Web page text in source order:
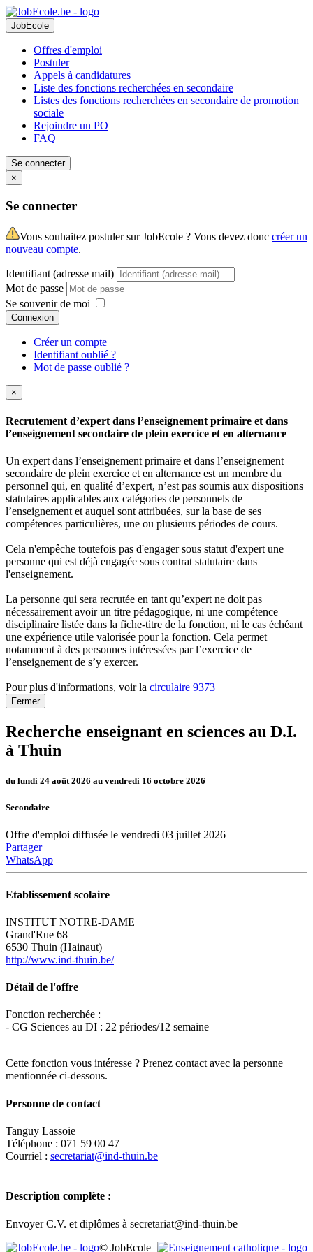
JobEcole
Offres d'emploi
Postuler
Appels à candidatures
Liste des fonctions recherchées en secondaire
Listes des fonctions recherchées en secondaire de promotion
sociale
Rejoindre un PO
FAQ
Se connecter
×
Se connecter
Vous souhaitez postuler sur JobEcole ? Vous devez donc créer un
nouveau compte.
Identifiant (adresse mail)
Mot de passe
Se souvenir de moi
Connexion
Créer un compte
Identifiant oublié ?
Mot de passe oublié ?
×
Recrutement d’expert dans l’enseignement primaire et dans
l’enseignement secondaire de plein exercice et en alternance
Un expert dans l’enseignement primaire et dans l’enseignement
secondaire de plein exercice et en alternance est un membre du
personnel qui, en qualité d’expert, n’est pas soumis aux dispositions
statutaires applicables aux catégories de personnels de
l’enseignement et auquel sont attribuées, sur la base de ses
compétences particulières, une ou plusieurs périodes de cours.
Cela n'empêche toutefois pas d'engager sous statut d'expert une
personne qui est déjà engagée sous contrat statutaire dans
l'enseignement.
La personne qui sera recrutée en tant qu’expert ne doit pas
nécessairement avoir un titre pédagogique, ni une compétence
disciplinaire listée dans la fiche-titre de la fonction, ni le cas échéant
une expérience utile valorisée pour la fonction. Cela permet
notamment à des personnes intéressées par l’exercice de
l’enseignement de s’y exercer.
Pour plus d'informations, voir la circulaire 9373
Fermer
Recherche enseignant en sciences au D.I.
à Thuin
du lundi 24 août 2026 au vendredi 16 octobre 2026
Secondaire
Offre d'emploi diffusée le vendredi 03 juillet 2026
Partager
WhatsApp
Etablissement scolaire
INSTITUT NOTRE-DAME
Grand'Rue 68
6530 Thuin (Hainaut)
http://www.ind-thuin.be/
Détail de l'offre
Fonction recherchée :
- CG Sciences au DI : 22 périodes/12 semaine
Cette fonction vous intéresse ? Prenez contact avec la personne
mentionnée ci-dessous.
Personne de contact
Tanguy Lassoie
Téléphone : 071 59 00 47
Courriel : secretariat@ind-thuin.be
Description complète :
Envoyer C.V. et diplômes à secretariat@ind-thuin.be
INSTITUT NOTRE-DAME
Leaflet|Map data ©OpenStreetMap
© JobEcole